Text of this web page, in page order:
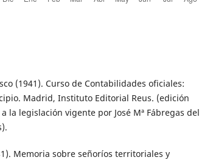
(1941). Curso de Contabilidades oficiales:
Madrid, Instituto Editorial Reus. (edición
la legislación vigente por José Mª Fábregas del
Memoria sobre señoríos territoriales y